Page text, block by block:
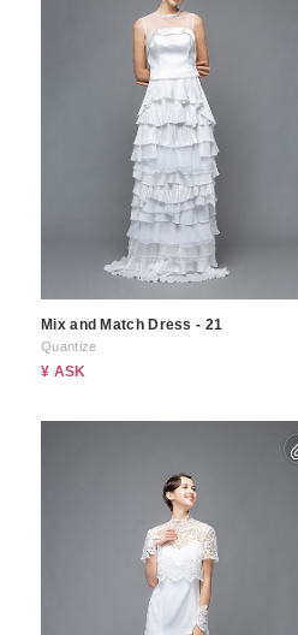
Mix and Match Dress - 21
Quantize
¥ ASK